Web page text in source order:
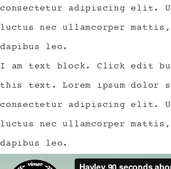
consectetur adipiscing elit.
luctus nec ullamcorper
dapibus leo.
I am text block. Click edit
this text. Lorem ipsum dolor
consectetur adipiscing elit.
luctus nec ullamcorper
dapibus leo.